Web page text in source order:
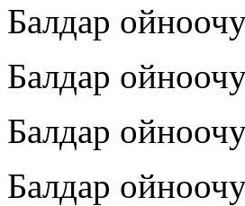
Балдар
Балдар
Балдар
Балдар